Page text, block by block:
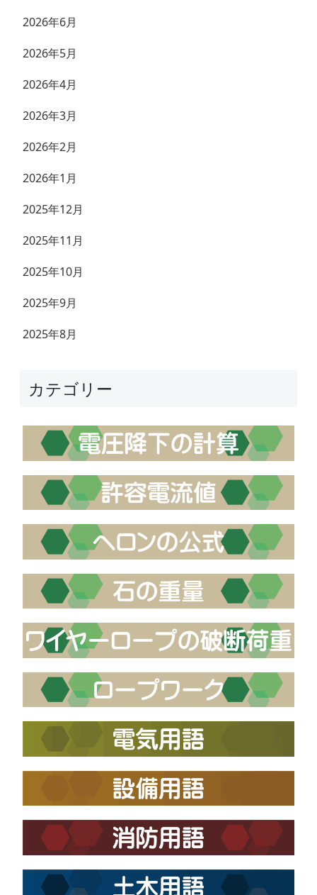
2026年6月
2026年5月
2026年4月
2026年3月
2026年2月
2026年1月
2025年12月
2025年11月
2025年10月
2025年9月
2025年8月
カテゴリー